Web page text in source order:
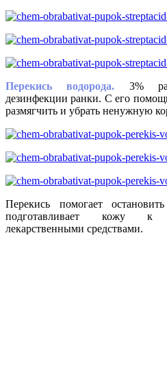
Перекись водорода. 3%
дезинфекции ранки. С его
размягчить и убрать ненужную
Перекись помогает
подготавливает кожу к
лекарственными средствами.